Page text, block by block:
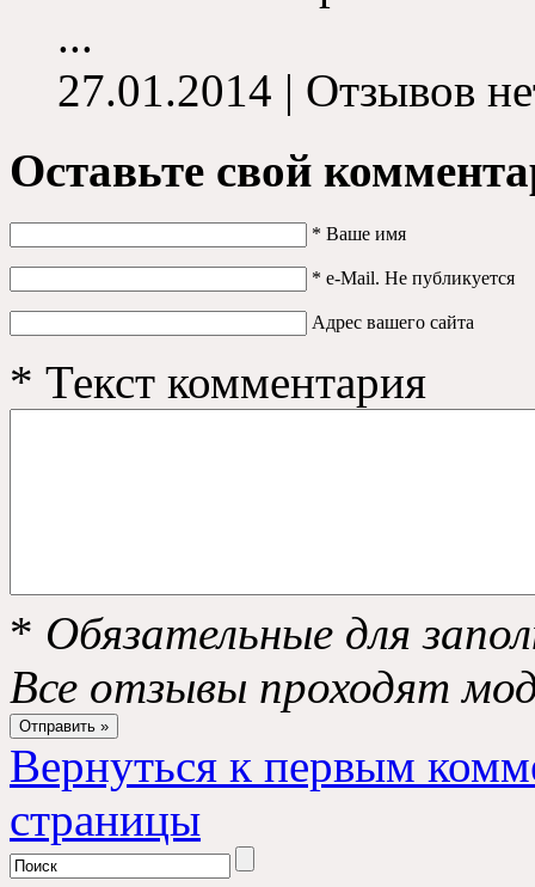
...
27.01.2014 | Отзывов
Оставьте свой
* Ваше имя
* e-Mail. Не публикуется
Адрес вашего сайта
* Текст комментария
* Обязательные для
Все отзывы проходят
Вернуться к первым
страницы